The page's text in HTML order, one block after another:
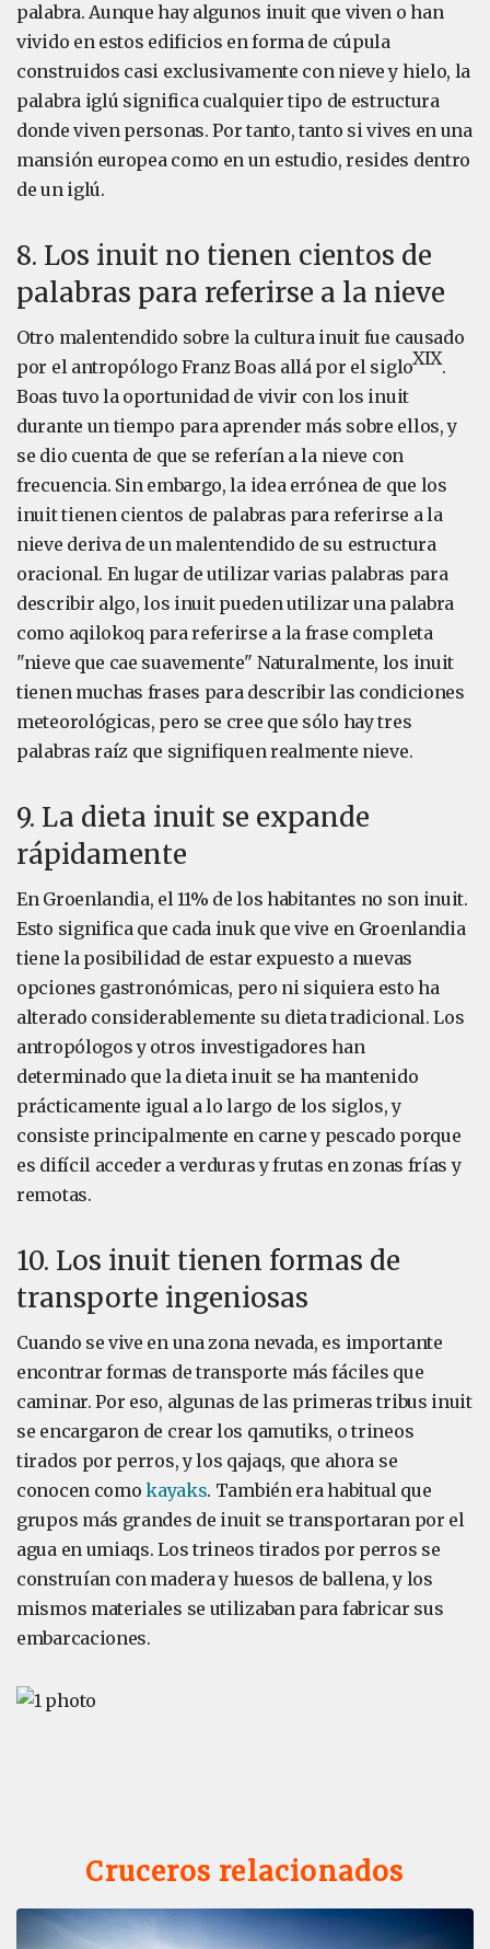
palabra. Aunque hay algunos inuit que viven o han
vivido en estos edificios en forma de cúpula
construidos casi exclusivamente con nieve y hielo, la
palabra iglú significa cualquier tipo de estructura
donde viven personas. Por tanto, tanto si vives en una
mansión europea como en un estudio, resides dentro
de un iglú.
8. Los inuit no tienen cientos de
palabras para referirse a la nieve
Otro malentendido sobre la cultura inuit fue causado
por el antropólogo Franz Boas allá por el sigloXIX.
Boas tuvo la oportunidad de vivir con los inuit
durante un tiempo para aprender más sobre ellos, y
se dio cuenta de que se referían a la nieve con
frecuencia. Sin embargo, la idea errónea de que los
inuit tienen cientos de palabras para referirse a la
nieve deriva de un malentendido de su estructura
oracional. En lugar de utilizar varias palabras para
describir algo, los inuit pueden utilizar una palabra
como aqilokoq para referirse a la frase completa
"nieve que cae suavemente" Naturalmente, los inuit
tienen muchas frases para describir las condiciones
meteorológicas, pero se cree que sólo hay tres
palabras raíz que signifiquen realmente nieve.
9. La dieta inuit se expande
rápidamente
En Groenlandia, el 11% de los habitantes no son inuit.
Esto significa que cada inuk que vive en Groenlandia
tiene la posibilidad de estar expuesto a nuevas
opciones gastronómicas, pero ni siquiera esto ha
alterado considerablemente su dieta tradicional. Los
antropólogos y otros investigadores han
determinado que la dieta inuit se ha mantenido
prácticamente igual a lo largo de los siglos, y
consiste principalmente en carne y pescado porque
es difícil acceder a verduras y frutas en zonas frías y
remotas.
10. Los inuit tienen formas de
transporte ingeniosas
Cuando se vive en una zona nevada, es importante
encontrar formas de transporte más fáciles que
caminar. Por eso, algunas de las primeras tribus inuit
se encargaron de crear los qamutiks, o trineos
tirados por perros, y los qajaqs, que ahora se
conocen comokayaks. También era habitual que
grupos más grandes de inuit se transportaran por el
agua en umiaqs. Los trineos tirados por perros se
construían con madera y huesos de ballena, y los
mismos materiales se utilizaban para fabricar sus
embarcaciones.
Cruceros relacionados